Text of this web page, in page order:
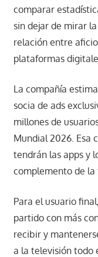
comparar
sin dejar de mirar
relación entre
plataformas
La compañía
socia de ads
millones de
Mundial 2026. Esa
tendrán las apps y
complemento de la
Para el usuario
partido con más
recibir y
a la televisión todo